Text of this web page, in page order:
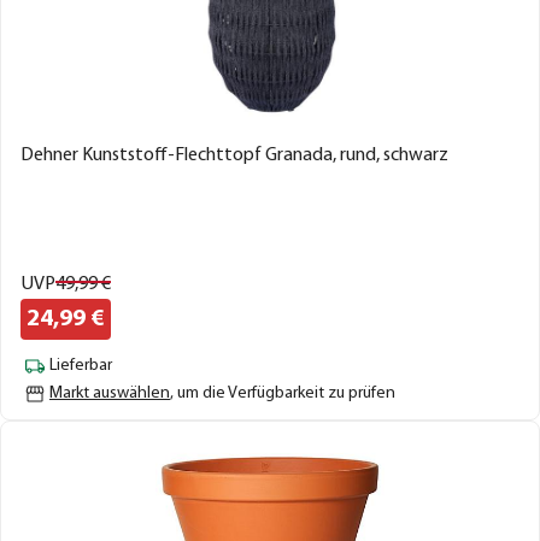
Dehner Kunststoff-Flechttopf Granada, rund, schwarz
UVP49,99€
24,99 €
Lieferbar
Markt auswählen, um die Verfügbarkeit zu prüfen